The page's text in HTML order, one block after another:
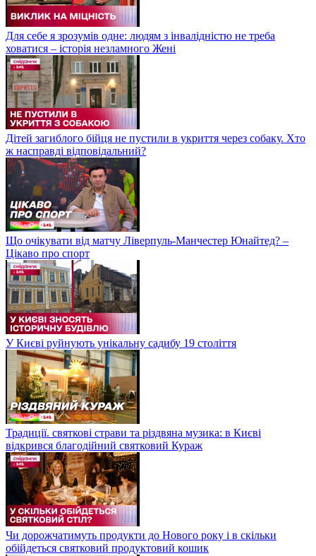
Для себе я зрозумів одне: людям з інвалідністю не треба
ховатися – історія незламного Жені
Дітей загиблого бійця не пустили в укриття через собаку. Хто
ж насправді відповідальний?
Що очікувати від матчу Ліверпуль-Манчестер Юнайтед? –
Цікаво про спорт
У Києві руйнують унікальну садибу 19 століття
Традиції. святкові страви та різдвяна музика: в Києві
відкрився благодійний святковий Кураж
Чи дорожчатимуть продукти до Нового року і в скільки
обійдеться святковий продуктовий кошик